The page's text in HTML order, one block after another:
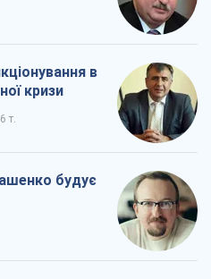
в
кризи
т.
будує